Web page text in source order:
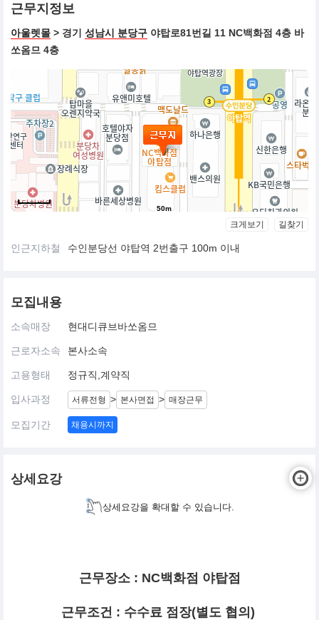
근무지정보
아울렛몰 > 경기 성남시 분당구 야탑로81번길 11 NC백화점 4층 바
쏘옴므 4층
50m
크게보기 길찾기
인근지하철 수인분당선 야탑역 2번출구 100m 이내
모집내용
소속매장 현대디큐브바쏘옴므
근로자소속 본사소속
고용형태 정규직,계약직
입사과정 서류전형 > 본사면접 > 매장근무
모집기간 채용시까지
상세요강
상세요강을 확대할 수 있습니다.
근무장소 : NC백화점 야탑점
근무조건 : 수수료 점장(별도 협의)